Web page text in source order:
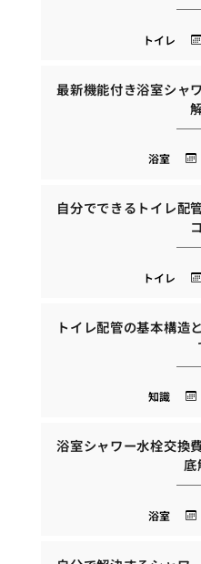
トイレ
最新機能付き浴室シャ
浴室
自分でできるトイレ配
トイレ
トイレ配管の基本構造
知識
浴室シャワー水栓交換
底
浴室